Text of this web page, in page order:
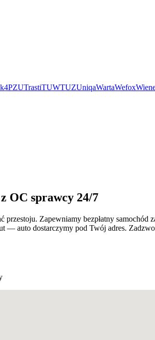
PZUTrastiTUWTUZUniqaWartaWefox
OC sprawcy 24/7
Zapewniamy bezpłatny
— auto dostarczymy pod Twój adres.